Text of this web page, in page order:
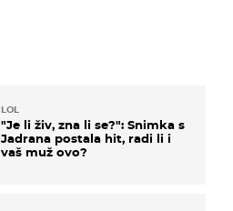
LOL
"Je li živ, zna li se?": Snimka s
Jadrana postala hit, radi li i
vaš muž ovo?